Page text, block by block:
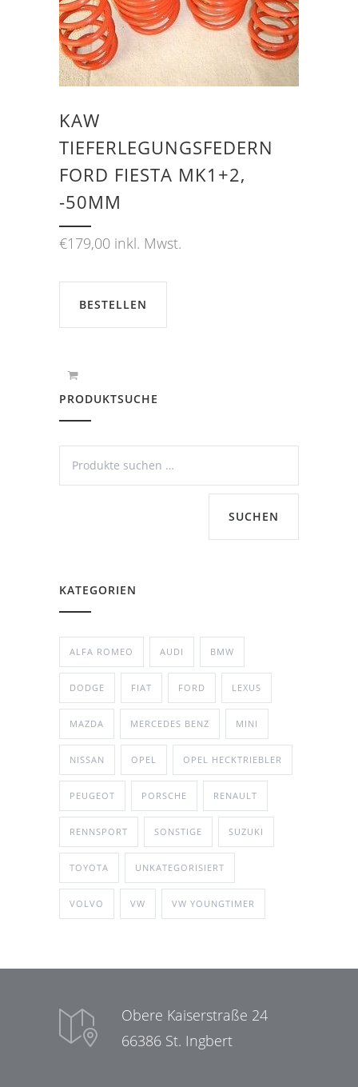
KAW
TIEFERLEGUNGSFEDERN
FORD FIESTA MK1+2,
-50MM
€179,00 inkl. Mwst.
BESTELLEN
PRODUKTSUCHE
SUCHEN
KATEGORIEN
ALFA ROMEO AUDI BMW
DODGE FIAT FORD LEXUS
MAZDA MERCEDES BENZ MINI
NISSAN OPEL OPEL HECKTRIEBLER
PEUGEOT PORSCHE RENAULT
RENNSPORT SONSTIGE SUZUKI
TOYOTA UNKATEGORISIERT
VOLVO VW VW YOUNGTIMER
Obere Kaiserstraße 24
66386 St. Ingbert